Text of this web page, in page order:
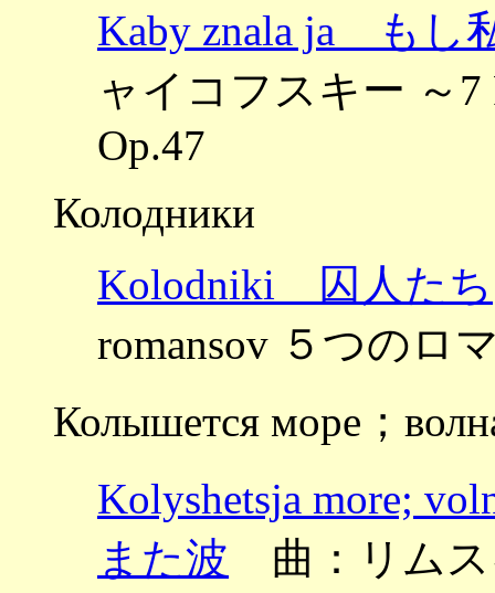
Kaby znala ja もし
ャイコフスキー ～7
Op.47
Колодники
Kolodniki 囚人たち
romansov ５つのロ
Колышется море；
Kolyshetsja more;
また波 曲：リムス